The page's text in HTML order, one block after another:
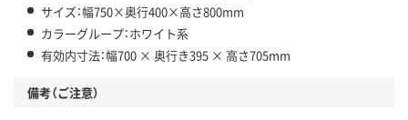
サイズ：幅750×奥行400×高さ800mm
カラーグループ：ホワイト系
有効内寸法：幅700 × 奥行き395 × 高さ705mm
備考（ご注意）